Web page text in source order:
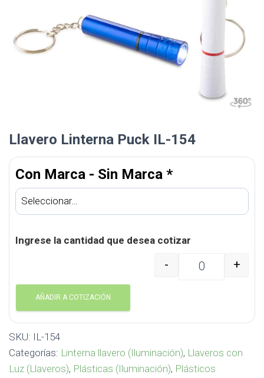
Llavero Linterna Puck IL-154
Con Marca - Sin Marca *
Ingrese la cantidad que desea cotizar
Llavero Linterna Puck
- +
AÑADIR A COTIZACIÓN
SKU: IL-154
Categorías: Linterna llavero (Iluminación), Llaveros con
Luz (Llaveros), Plásticas (Iluminación), Plásticos